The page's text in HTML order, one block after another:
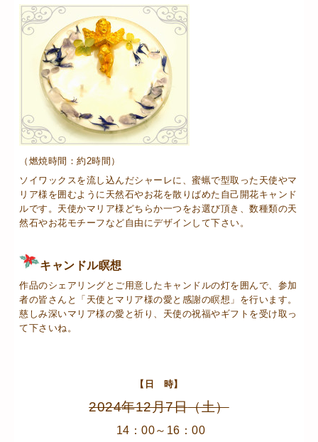
（燃焼時間：約2時間）
ソイワックスを流し込んだシャーレに、蜜蝋で型取った天使やマ
リア様を囲むように天然石やお花を散りばめた自己開花キャンド
ルです。天使かマリア様どちらか一つをお選び頂き、数種類の天
然石やお花モチーフなど自由にデザインして下さい。
キャンドル瞑想
作品のシェアリングとご用意したキャンドルの灯を囲んで、参加
者の皆さんと「天使とマリア様の愛と感謝の瞑想」を行います。
慈しみ深いマリア様の愛と祈り、天使の祝福やギフトを受け取っ
て下さいね。
【日 時】
2024年12月7日（土）
14：00～16：00